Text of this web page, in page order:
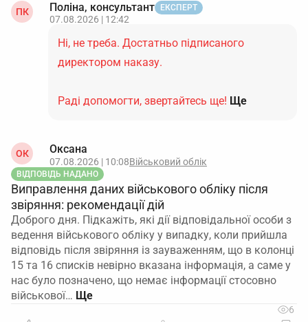
ПК Поліна, консультант ЕКСПЕРТ
07.08.2026 | 12:42
Ні, не треба. Достатньо підписаного
директором наказу.
Раді допомогти, звертайтесь ще! Ще
ОК Оксана
07.08.2026 | 10:08Військовий облік
ВІДПОВІДЬ НАДАНО
Виправлення даних військового обліку після
звіряння: рекомендації дій
Доброго дня. Підкажіть, які дії відповідальної особи з
ведення військового обліку у випадку, коли прийшла
відповідь після звіряння із зауваженням, що в колонці
15 та 16 списків невірно вказана інформація, а саме у
нас було позначено, що немає інформації стосовно
військової…
6